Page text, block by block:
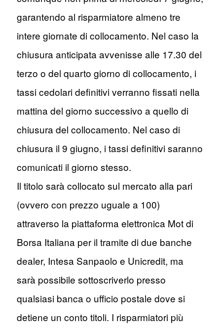
garantendo al risparmiatore almeno tre
intere giornate di collocamento. Nel caso la
chiusura anticipata avvenisse alle 17.30 del
terzo o del quarto giorno di collocamento, i
tassi cedolari definitivi verranno fissati nella
mattina del giorno successivo a quello di
chiusura del collocamento. Nel caso di
chiusura il 9 giugno, i tassi definitivi saranno
comunicati il giorno stesso.
Il titolo sarà collocato sul mercato alla pari
(ovvero con prezzo uguale a 100)
attraverso la piattaforma elettronica Mot di
Borsa Italiana per il tramite di due banche
dealer, Intesa Sanpaolo e Unicredit, ma
sarà possibile sottoscriverlo presso
qualsiasi banca o ufficio postale dove si
detiene un conto titoli. I risparmiatori più